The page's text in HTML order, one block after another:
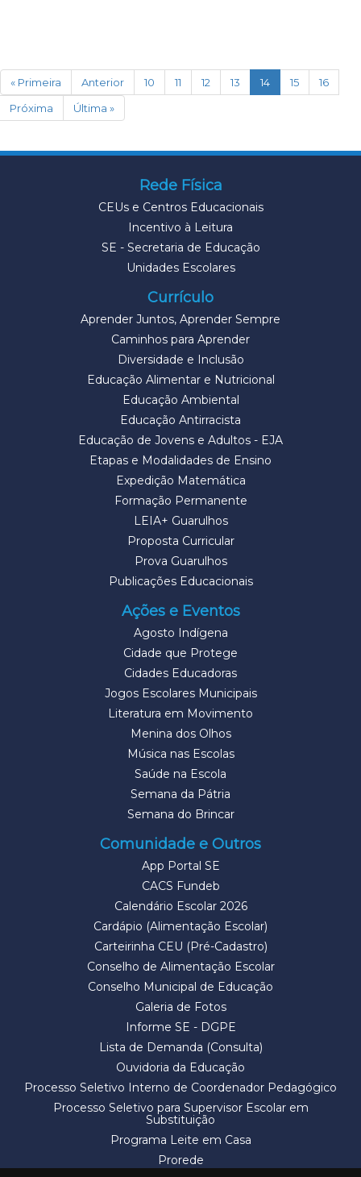
« Primeira Anterior 10 11 12 13 14(current)
15
16
Próxima
Última »
Rede Física
CEUs e Centros Educacionais
Incentivo à Leitura
SE - Secretaria de Educação
Unidades Escolares
Currículo
Aprender Juntos, Aprender Sempre
Caminhos para Aprender
Diversidade e Inclusão
Educação Alimentar e Nutricional
Educação Ambiental
Educação Antirracista
Educação de Jovens e Adultos - EJA
Etapas e Modalidades de Ensino
Expedição Matemática
Formação Permanente
LEIA+ Guarulhos
Proposta Curricular
Prova Guarulhos
Publicações Educacionais
Ações e Eventos
Agosto Indígena
Cidade que Protege
Cidades Educadoras
Jogos Escolares Municipais
Literatura em Movimento
Menina dos Olhos
Música nas Escolas
Saúde na Escola
Semana da Pátria
Semana do Brincar
Comunidade e Outros
App Portal SE
CACS Fundeb
Calendário Escolar 2026
Cardápio (Alimentação Escolar)
Carteirinha CEU (Pré-Cadastro)
Conselho de Alimentação Escolar
Conselho Municipal de Educação
Galeria de Fotos
Informe SE - DGPE
Lista de Demanda (Consulta)
Ouvidoria da Educação
Processo Seletivo Interno de Coordenador Pedagógico
Processo Seletivo para Supervisor Escolar em
Substituição
Programa Leite em Casa
Prorede